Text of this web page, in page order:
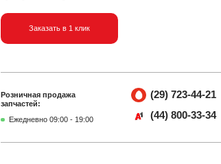
Заказать в 1 клик
Розничная продажа
запчастей:
Ежедневно 09:00 - 19:00
(29) 723-44-21
(44) 800-33-34